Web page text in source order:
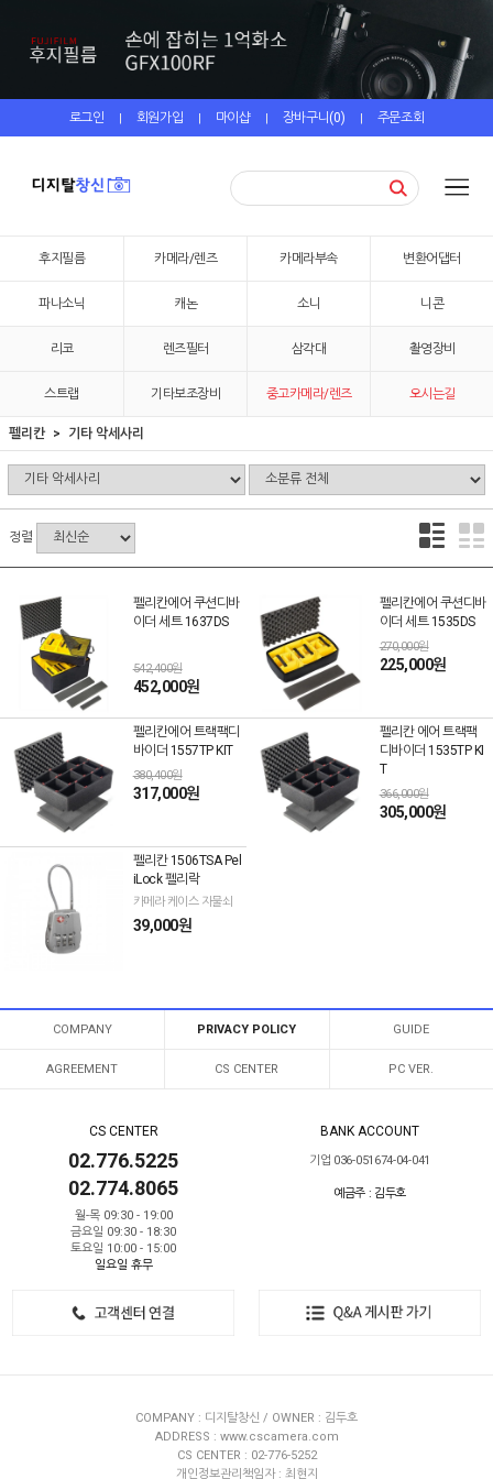
로그인 | 회원가입 | 마이샵 | 장바구니(0) | 주문조회
후지필름 카메라/렌즈 카메라부속 변환어댑터
파나소닉 캐논 소니 니콘
리코 렌즈필터 삼각대 촬영장비
스트랩 기타보조장비 중고카메라/렌즈 오시는길
펠리칸 기타 악세사리
정렬
펠리칸에어 쿠션디바
이더 세트 1637DS
542,400원
452,000원
펠리칸에어 쿠션디바
이더 세트 1535DS
270,000원
225,000원
펠리칸에어 트랙팩디
바이더 1557TP KIT
380,400원
317,000원
펠리칸 에어 트랙팩
디바이더 1535TP KI
T
366,000원
305,000원
펠리칸 1506TSA Pel
iLock 펠리락
카메라 케이스 자물쇠
39,000원
COMPANY PRIVACY POLICY GUIDE
AGREEMENT CS CENTER PC VER.
CS CENTER
02.776.5225
02.774.8065
월-목 09:30 - 19:00
금요일 09:30 - 18:30
토요일 10:00 - 15:00
일요일 휴무
BANK ACCOUNT
기업 036-051674-04-041
예금주 : 김두호
COMPANY : 디지탈창신 / OWNER : 김두호
ADDRESS : www.cscamera.com
CS CENTER : 02-776-5252
개인정보관리책임자 : 최현지